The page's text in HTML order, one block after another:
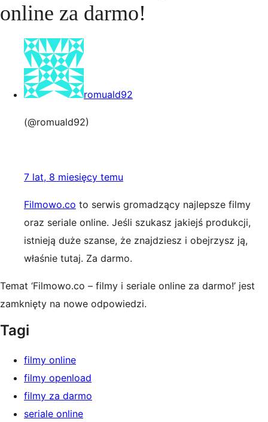
online za darmo!
romuald92
(@romuald92)
7 lat, 8 miesięcy temu
Filmowo.co to serwis gromadzący najlepsze filmy
oraz seriale online. Jeśli szukasz jakiejś produkcji,
istnieją duże szanse, że znajdziesz i obejrzysz ją,
właśnie tutaj. Za darmo.
Temat ‘Filmowo.co – filmy i seriale online za darmo!’ jest
zamknięty na nowe odpowiedzi.
Tagi
filmy online
filmy openload
filmy za darmo
seriale online